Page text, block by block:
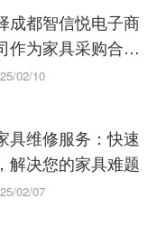
成都智信悦电子商
作为家具采购合作
02/10
具维修服务：快速
解决您的家具难题
02/07